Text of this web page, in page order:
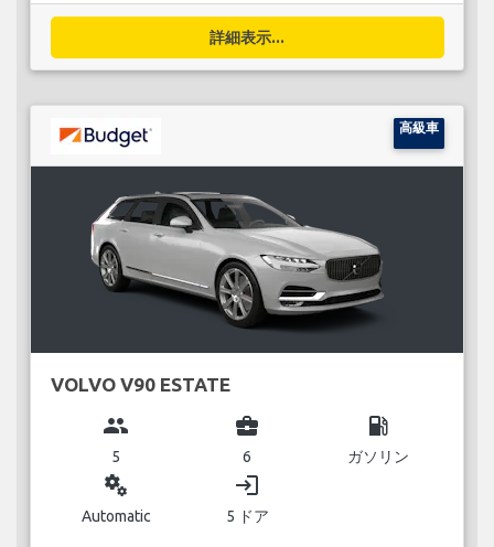
詳細表示...
高級車
VOLVO V90 ESTATE
group
5
business_center
6
local_gas_station
ガソリン
miscellaneous_services
Automatic
login
5 ドア